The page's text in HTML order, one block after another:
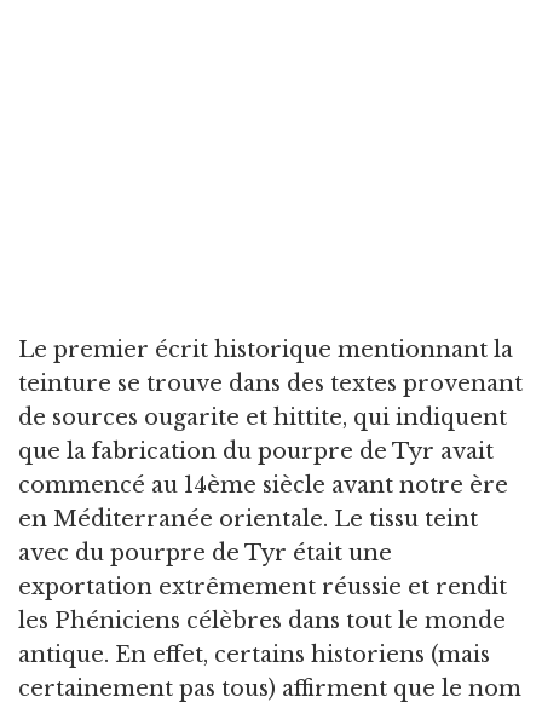
Le premier écrit historique mentionnant la
teinture se trouve dans des textes provenant
de sources ougarite et hittite, qui indiquent
que la fabrication du pourpre de Tyr avait
commencé au 14ème siècle avant notre ère
en Méditerranée orientale. Le tissu teint
avec du pourpre de Tyr était une
exportation extrêmement réussie et rendit
les Phéniciens célèbres dans tout le monde
antique. En effet, certains historiens (mais
certainement pas tous) affirment que le nom